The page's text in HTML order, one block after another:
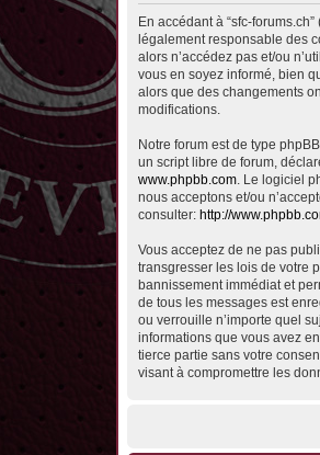
En accédant à “sfc-forums.ch”
légalement responsable des
alors n’accédez pas et/ou
vous en soyez informé, bien
alors que des changements
modifications.
Notre forum est de type
un script libre de forum,
www.phpbb.com. Le logiciel
nous acceptons et/ou
consulter: http://
Vous acceptez de ne pas
transgresser les lois de votre
bannissement immédiat et
de tous les messages est
ou verrouille n’importe quel
informations que vous avez
tierce partie sans votre
visant à compromettre les